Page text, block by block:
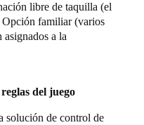
libre de taquilla (el
Opción familiar (varios
asignados a la
del juego
solución de control de